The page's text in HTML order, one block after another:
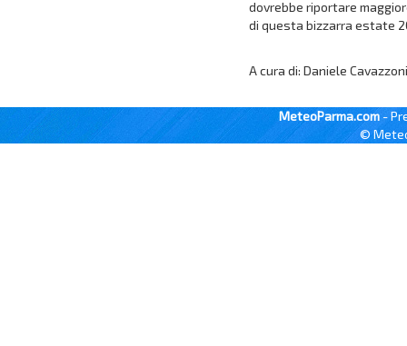
dovrebbe riportare
di questa bizzarra estate
A cura di: Daniele
MeteoParma.com -
©